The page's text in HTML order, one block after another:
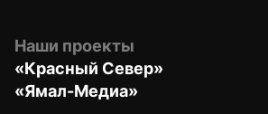
Наши проекты
«Красный Север»
«Ямал-Медиа»